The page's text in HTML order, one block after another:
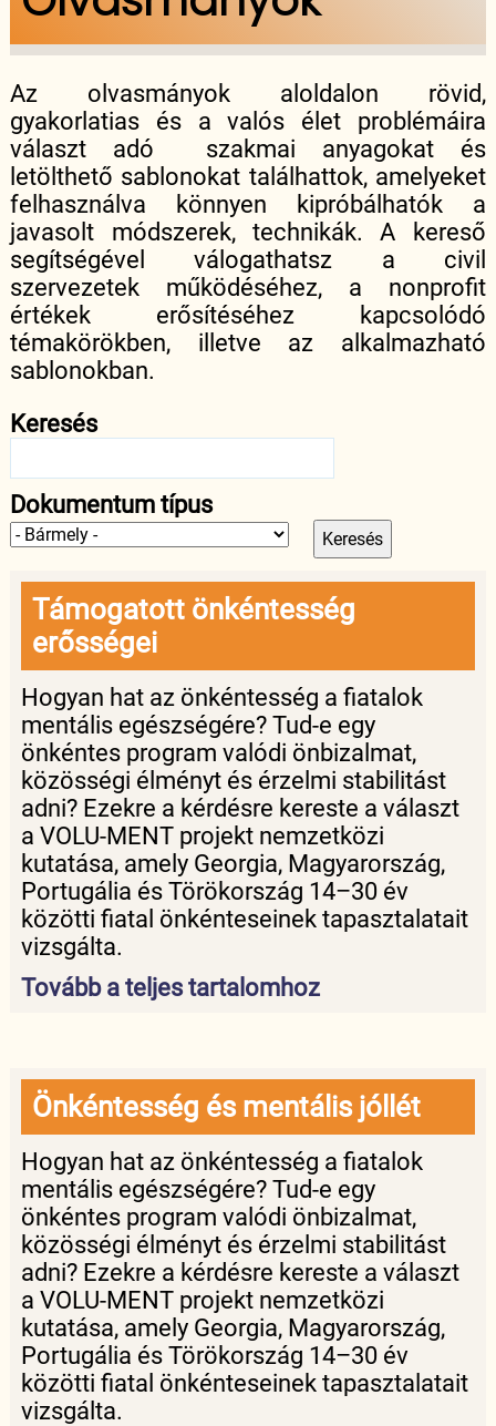
Az olvasmányok aloldalon rövid,
gyakorlatias és a valós élet problémáira
választ adó szakmai anyagokat és
letölthető sablonokat találhattok, amelyeket
felhasználva könnyen kipróbálhatók a
javasolt módszerek, technikák. A kereső
segítségével válogathatsz a civil
szervezetek működéséhez, a nonprofit
értékek erősítéséhez kapcsolódó
témakörökben, illetve az alkalmazható
sablonokban.
Keresés
Dokumentum típus
Támogatott önkéntesség
erősségei
Hogyan hat az önkéntesség a fiatalok
mentális egészségére? Tud-e egy
önkéntes program valódi önbizalmat,
közösségi élményt és érzelmi stabilitást
adni? Ezekre a kérdésre kereste a választ
a VOLU-MENT projekt nemzetközi
kutatása, amely Georgia, Magyarország,
Portugália és Törökország 14–30 év
közötti fiatal önkénteseinek tapasztalatait
vizsgálta.
Tovább a teljes tartalomhoz
Önkéntesség és mentális jóllét
Hogyan hat az önkéntesség a fiatalok
mentális egészségére? Tud-e egy
önkéntes program valódi önbizalmat,
közösségi élményt és érzelmi stabilitást
adni? Ezekre a kérdésre kereste a választ
a VOLU-MENT projekt nemzetközi
kutatása, amely Georgia, Magyarország,
Portugália és Törökország 14–30 év
közötti fiatal önkénteseinek tapasztalatait
vizsgálta.